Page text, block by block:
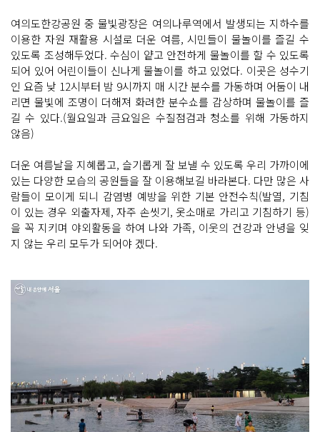
여의도한강공원 중 물빛광장은 여의나루역에서 발생되는 지하수를
이용한 자원 재활용 시설로 더운 여름, 시민들이 물놀이를 즐길 수
있도록 조성해두었다. 수심이 얕고 안전하게 물놀이를 할 수 있도록
되어 있어 어린이들이 신나게 물놀이를 하고 있었다. 이곳은 성수기
인 요즘 낮 12시부터 밤 9시까지 매 시간 분수를 가동하며 어둠이 내
리면 물빛에 조명이 더해져 화려한 분수쇼를 감상하며 물놀이를 즐
길 수 있다.(월요일과 금요일은 수질점검과 청소를 위해 가동하지
않음)
더운 여름날을 지혜롭고, 슬기롭게 잘 보낼 수 있도록 우리 가까이에
있는 다양한 모습의 공원들을 잘 이용해보길 바라본다. 다만 많은 사
람들이 모이게 되니 감염병 예방을 위한 기본 안전수칙(발열, 기침
이 있는 경우 외출자제, 자주 손씻기, 옷소매로 가리고 기침하기 등)
을 꼭 지키며 야외활동을 하여 나와 가족, 이웃의 건강과 안녕을 잊
지 않는 우리 모두가 되어야 겠다.